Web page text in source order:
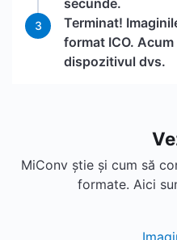
secunde.
3
Terminat!
format ICO.
dispozitivul dvs.
MiConv știe și cum să
formate. Aici